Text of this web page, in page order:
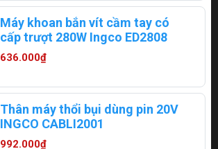
Máy khoan bắn vít cầm tay có
cấp trượt 280W Ingco ED2808
636.000₫
Thân máy thổi bụi dùng pin 20V
INGCO CABLI2001
992.000₫